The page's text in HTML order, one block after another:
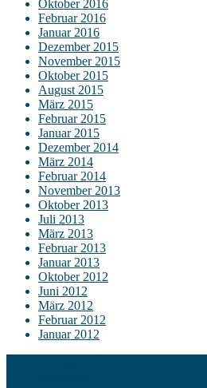
Oktober 2016
Februar 2016
Januar 2016
Dezember 2015
November 2015
Oktober 2015
August 2015
März 2015
Februar 2015
Januar 2015
Dezember 2014
März 2014
Februar 2014
November 2013
Oktober 2013
Juli 2013
März 2013
Februar 2013
Januar 2013
Oktober 2012
Juni 2012
März 2012
Februar 2012
Januar 2012